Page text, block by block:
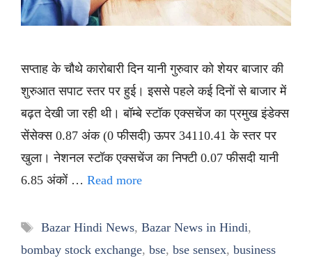
सप्ताह के चौथे कारोबारी दिन यानी गुरुवार को शेयर बाजार की
शुरुआत सपाट स्तर पर हुई। इससे पहले कई दिनों से बाजार में
बढ़त देखी जा रही थी। बॉम्बे स्टॉक एक्सचेंज का प्रमुख इंडेक्स
सेंसेक्स 0.87 अंक (0 फीसदी) ऊपर 34110.41 के स्तर पर
खुला। नेशनल स्टॉक एक्सचेंज का निफ्टी 0.07 फीसदी यानी
6.85 अंकों … Read more
Tags
Bazar Hindi News, Bazar News in Hindi,
bombay stock exchange, bse, bse sensex, business